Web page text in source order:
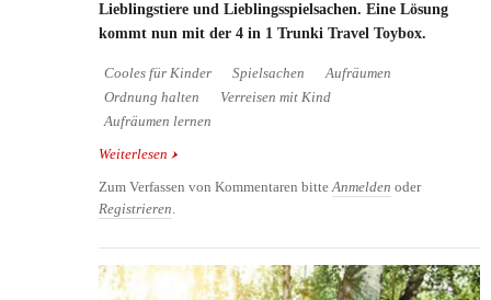
Lieblingstiere und Lieblingsspielsachen. Eine Lösung
kommt nun mit der 4 in 1 Trunki Travel Toybox.
Cooles für Kinder Spielsachen
Aufräumen
Ordnung halten
Verreisen mit Kind
Aufräumen lernen
Weiterlesen über Trunki Travel Toy Box - zum Spielsachen
Zum Verfassen von Kommentaren bitteAnmelden oder
Registrieren.